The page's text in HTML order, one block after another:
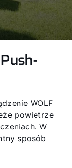
WOLF
powietrze
W
sposób